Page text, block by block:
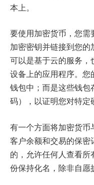
本上。
要使用加密货币，您
加密密钥并链接到您
可以是基于云的服务，
设备上的应用程序。
钱包中；而是这些钱
码），以证明您对特定
有一个方面将加密货币
客户余额和交易的保密
的，允许任何人查看
份保持化名，除非自愿